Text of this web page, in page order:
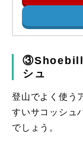
③Shoebill
シュ
登山でよく使う
すいサコッシュ
でしょう。